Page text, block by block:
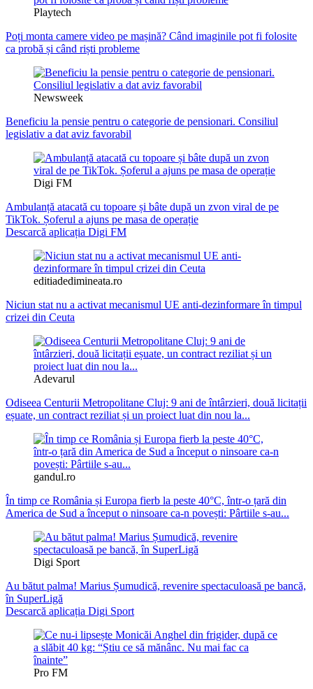
Playtech
Poți monta camere video pe mașină? Când imaginile pot fi folosite
ca probă și când riști probleme
Newsweek
Beneficiu la pensie pentru o categorie de pensionari. Consiliul
legislativ a dat aviz favorabil
Digi FM
Ambulanță atacată cu topoare și bâte după un zvon viral de pe
TikTok. Șoferul a ajuns pe masa de operație
Descarcă aplicația Digi FM
editiadedimineata.ro
Niciun stat nu a activat mecanismul UE anti-dezinformare în timpul
crizei din Ceuta
Adevarul
Odiseea Centurii Metropolitane Cluj: 9 ani de întârzieri, două licitații
eșuate, un contract reziliat și un proiect luat din nou la...
gandul.ro
În timp ce România și Europa fierb la peste 40°C, într-o țară din
America de Sud a început o ninsoare ca-n povești: Pârtiile s-au...
Digi Sport
Au bătut palma! Marius Șumudică, revenire spectaculoasă pe bancă,
în SuperLigă
Descarcă aplicația Digi Sport
Pro FM